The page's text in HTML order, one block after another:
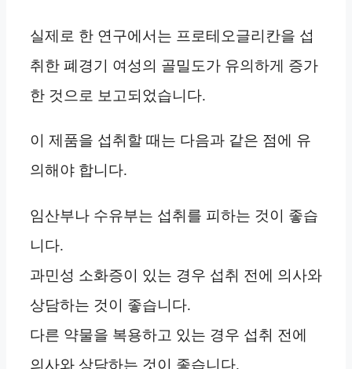
실제로 한 연구에서는 프로테오글리칸을 섭
취한 폐경기 여성의 골밀도가 유의하게 증가
한 것으로 보고되었습니다.
이 제품을 섭취할 때는 다음과 같은 점에 유
의해야 합니다.
임산부나 수유부는 섭취를 피하는 것이 좋습
니다.
과민성 소화증이 있는 경우 섭취 전에 의사와
상담하는 것이 좋습니다.
다른 약물을 복용하고 있는 경우 섭취 전에
의사와 상담하는 것이 좋습니다.